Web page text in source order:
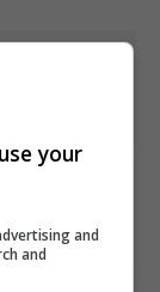
your
and
and